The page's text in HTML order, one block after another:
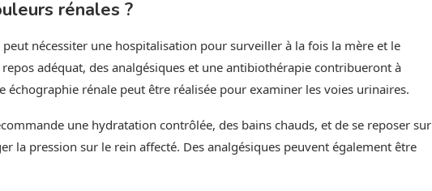
rénales ?
nécessiter une hospitalisation pour surveiller à la fois la mère et le
adéquat, des analgésiques et une antibiothérapie contribueront à
échographie rénale peut être réalisée pour examiner les voies urinaires.
une hydratation contrôlée, des bains chauds, et de se reposer sur
la pression sur le rein affecté. Des analgésiques peuvent également être